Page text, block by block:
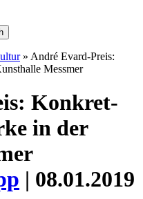
» André Evard-Preis:
Messmer
Konkret-
in der
| 08.01.2019